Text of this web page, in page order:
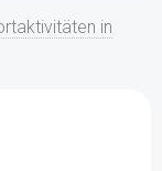
in